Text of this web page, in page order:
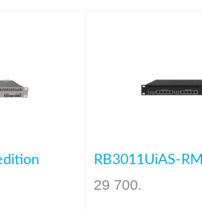
RB3011UiAS-RM
29 700.